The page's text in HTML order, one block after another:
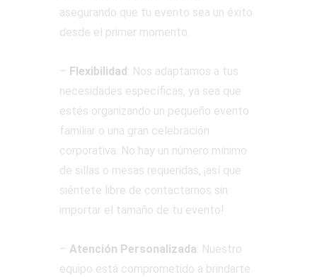
asegurando que tu evento sea un éxito
desde el primer momento.
– Flexibilidad: Nos adaptamos a tus
necesidades específicas, ya sea que
estés organizando un pequeño evento
familiar o una gran celebración
corporativa. No hay un número mínimo
de sillas o mesas requeridas, ¡así que
siéntete libre de contactarnos sin
importar el tamaño de tu evento!
– Atención Personalizada: Nuestro
equipo está comprometido a brindarte